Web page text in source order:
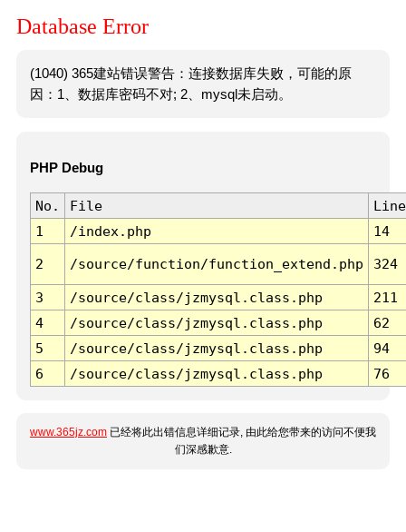
Database Error
(1040) 365建站错误警告：连接数据库失败，可能的原
因：1、数据库密码不对; 2、mysql未启动。
PHP Debug
No. File
Line
1
/index.php 14
2 /source/function/function_extend.php 324
3 /source/class/jzmysql.class.php
211
4
/source/class/jzmysql.class.php
62
5
/source/class/jzmysql.class.php
94
6
/source/class/jzmysql.class.php 76
www.365jz.com 已经将此出错信息详细记录, 由此给您带来的访问不便我
们深感歉意.